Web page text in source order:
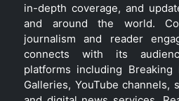
in-depth coverage, and
and around the world.
journalism and reader
connects with its
platforms including Breaking
Galleries, YouTube channels,